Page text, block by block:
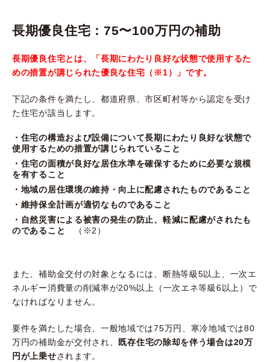
長期優良住宅：75〜100万円の補助
長期優良住宅とは、「長期にわたり良好な状態で使用するた
めの措置が講じられた優良な住宅（※1）」です。
下記の条件を満たし、都道府県、市区町村等から認定を受け
た住宅が該当します。
・住宅の構造および設備について長期にわたり良好な状態で
使用するための措置が講じられていること
・住宅の面積が良好な居住水準を確保するために必要な規模
を有すること
・地域の居住環境の維持・向上に配慮されたものであること
・維持保全計画が適切なものであること
・自然災害による被害の発生の防止、軽減に配慮がされたも
のであること
（※2）
また、補助金交付の対象となるには、断熱等級5以上、一次エ
ネルギー消費量の削減率が20%以上（一次エネ等級6以上）で
なければなりません。
要件を満たした場合、一般地域では75万円、寒冷地域では80
万円の補助金が交付され、 既存住宅の除却を伴う場合は20万
円が上乗せされます。